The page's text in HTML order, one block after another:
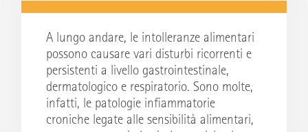
A lungo andare, le intolleranze alimentari
possono causare vari disturbi ricorrenti e
persistenti a livello gastrointestinale,
dermatologico e respiratorio. Sono molte,
infatti, le patologie infiammatorie
croniche legate alle sensibilità alimentari,